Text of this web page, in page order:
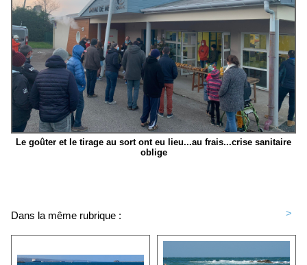
Le goûter et le tirage au sort ont eu lieu...au frais...crise sanitaire
oblige
Dans la même rubrique : >